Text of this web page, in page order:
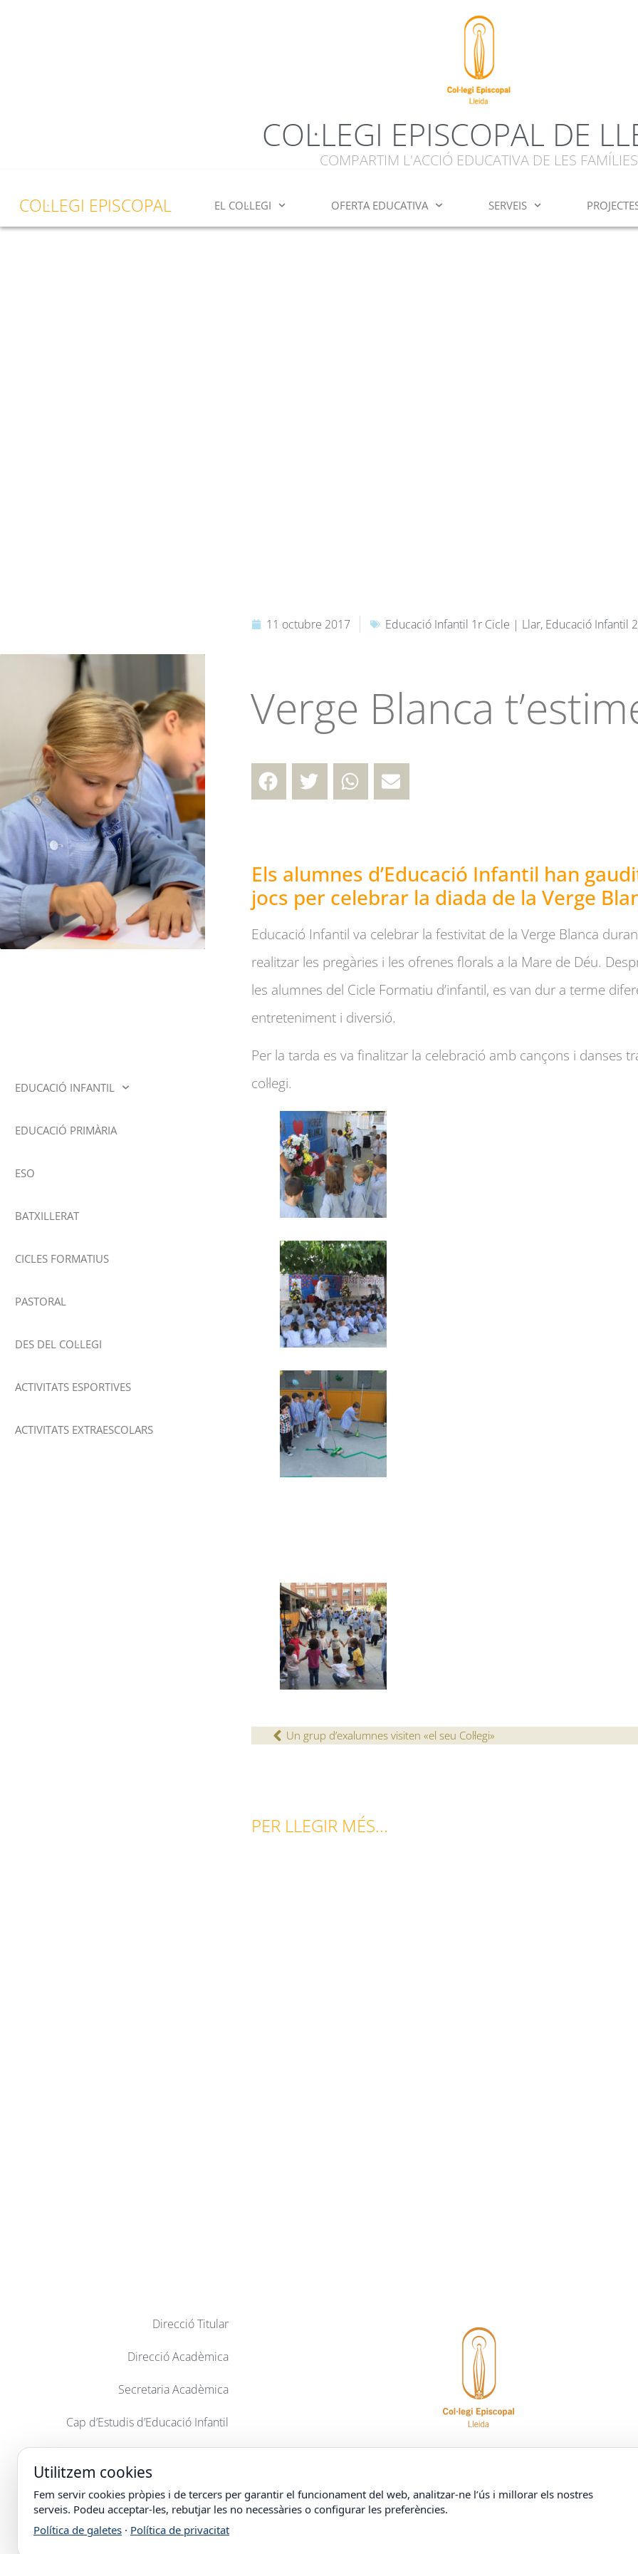
COL·LEGI EPISCOPAL DE
COMPARTIM L'ACCIÓ EDUCATIVA DE LES FAMÍLIES
COL·LEGI EPISCOPAL EL COL·LEGI OFERTA EDUCATIVA SERVEIS
EDUCACIÓ INFANTIL
EDUCACIÓ PRIMÀRIA
ESO
BATXILLERAT
CICLES FORMATIUS
PASTORAL
DES DEL COL·LEGI
ACTIVITATS ESPORTIVES
ACTIVITATS EXTRAESCOLARS
11 octubre 2017 Educació Infantil 1r Cicle | Llar, Educació Infantil
Verge Blanca
Els alumnes d’Educació Infantil han
jocs per celebrar la diada de la Verge
Educació Infantil va celebrar la festivitat de la Verge Blanca
realitzar les pregàries i les ofrenes florals a la Mare de Déu.
les alumnes del Cicle Formatiu d’infantil, es van dur a terme
entreteniment i diversió.
Per la tarda es va finalitzar la celebració amb cançons i danses
col·legi.
Un grup d’exalumnes visiten «el seu Col·legi»
PER LLEGIR MÉS...
Direcció Titular
Direcció Acadèmica
Secretaria Acadèmica
Cap d’Estudis d’Educació Infantil
Cap d’Estudis de l’ESO
Cap d’Estudis de Batxillerat
© COL·LEGI EPISCOPAL DE LLEIDA
T. +34 973 26 31 00
Utilitzem cookies
Fem servir cookies pròpies i de tercers per garantir el funcionament del web, analitzar-ne l’ús i millorar els nostres
serveis. Podeu acceptar-les, rebutjar les no necessàries o configurar les preferències.
Política de galetes · Política de privacitat